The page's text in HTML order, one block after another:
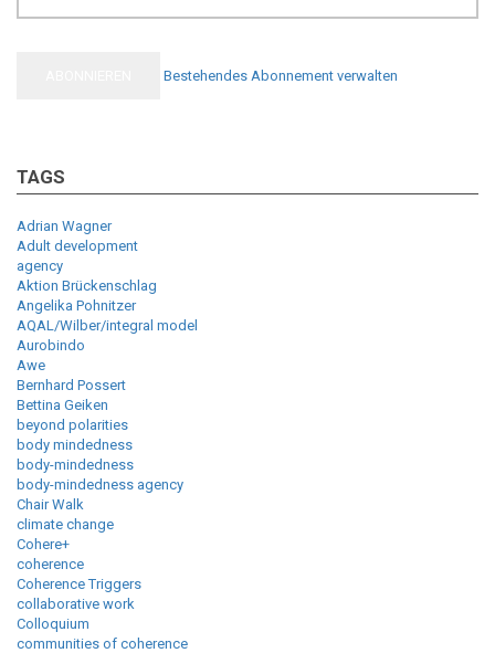
Bestehendes Abonnement verwalten
TAGS
Adrian Wagner
Adult development
agency
Aktion Brückenschlag
Angelika Pohnitzer
AQAL/Wilber/integral model
Aurobindo
Awe
Bernhard Possert
Bettina Geiken
beyond polarities
body mindedness
body-mindedness
body-mindedness agency
Chair Walk
climate change
Cohere+
coherence
Coherence Triggers
collaborative work
Colloquium
communities of coherence